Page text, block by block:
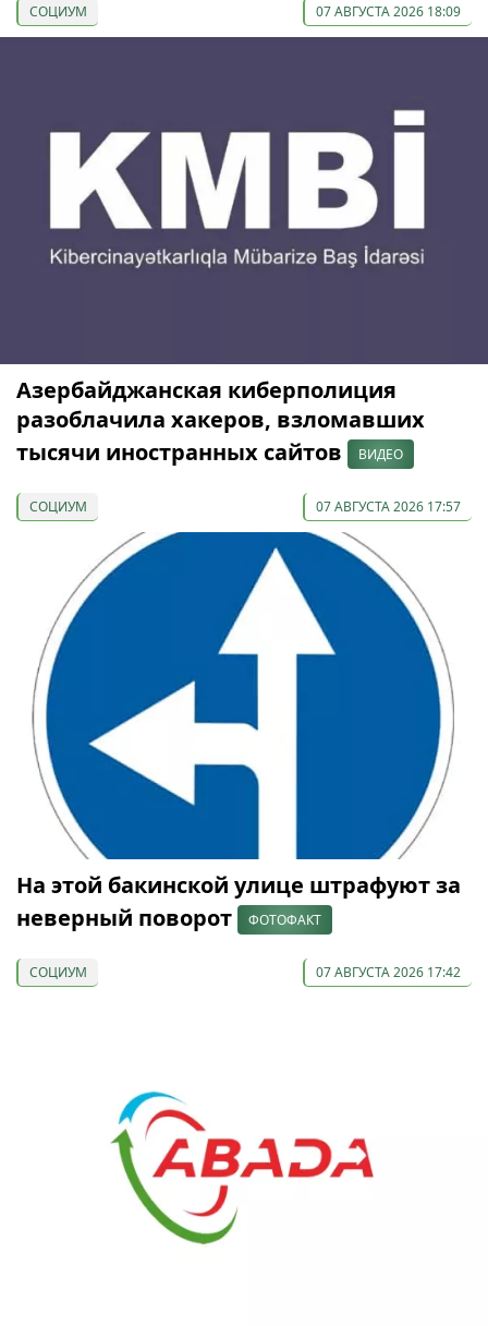
СОЦИУМ 07 АВГУСТА 2026 18:09
Азербайджанская киберполиция
разоблачила хакеров, взломавших
тысячи иностранных сайтов
ВИДЕО
СОЦИУМ 07 АВГУСТА 2026 17:57
На этой бакинской улице штрафуют за
неверный поворот
ФОТОФАКТ
СОЦИУМ 07 АВГУСТА 2026 17:42